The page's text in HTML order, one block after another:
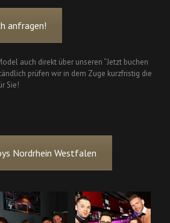
anfragen!
auch direkt über unseren “Jetzt buchen
prüfen wir in dem Zuge kurzfristig die
Sie!
Nordrhein Westfalen